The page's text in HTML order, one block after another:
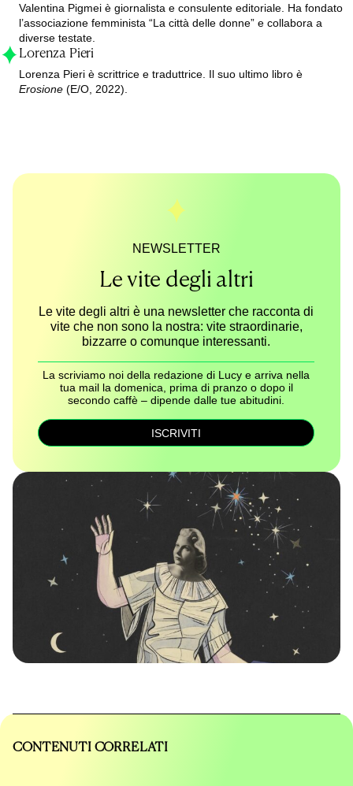
Valentina Pigmei è giornalista e consulente editoriale. Ha fondato
l’associazione femminista “La città delle donne” e collabora a
diverse testate.
Lorenza Pieri
Lorenza Pieri è scrittrice e traduttrice. Il suo ultimo libro è
Erosione(E/O, 2022).
NEWSLETTER
Le vite degli altri
Le vite degli altri è una newsletter che racconta di
vite che non sono la nostra: vite straordinarie,
bizzarre o comunque interessanti.
La scriviamo noi della redazione di Lucy e arriva nella
tua mail la domenica, prima di pranzo o dopo il
secondo caffè – dipende dalle tue abitudini.
ISCRIVITI
CONTENUTI CORRELATI